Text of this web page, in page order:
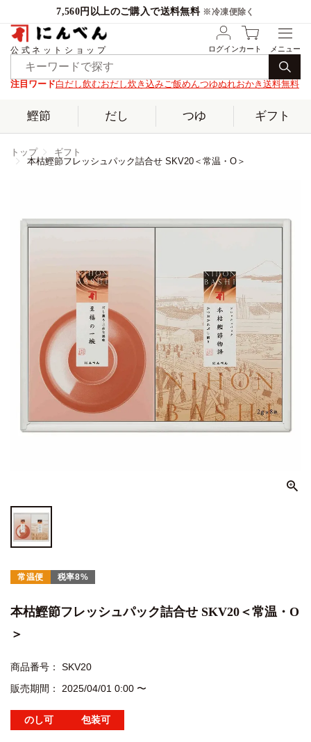
7,560円以上のご購入で送料無料 ※冷凍便除く
公式ネットショップ ログインカート
注目ワード白だし飲むおだし炊き込みご飯めんつゆぬれおかき 送料無料
鰹節 だし つゆ ギフト
トップ
ギフト
本枯鰹節フレッシュパック詰合せ SKV20＜常温・O＞
常温便 税率8%
本枯鰹節フレッシュパック詰合せ SKV20＜常温・O
＞
商品番号
SKV20
販売期間
2025/04/01 0:00 〜
のし可 包装可